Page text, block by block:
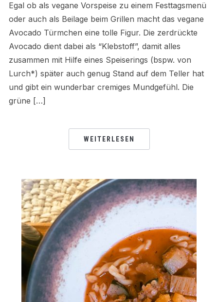
Egal ob als vegane Vorspeise zu einem Festtagsmenü
oder auch als Beilage beim Grillen macht das vegane
Avocado Türmchen eine tolle Figur. Die zerdrückte
Avocado dient dabei als “Klebstoff”, damit alles
zusammen mit Hilfe eines Speiserings (bspw. von
Lurch*) später auch genug Stand auf dem Teller hat
und gibt ein wunderbar cremiges Mundgefühl. Die
grüne […]
WEITERLESEN